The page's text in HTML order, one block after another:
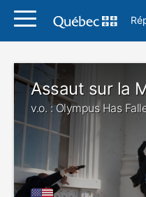
Assaut sur la
v.o. : Olympus Has